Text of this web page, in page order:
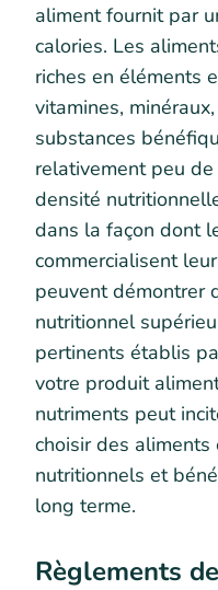
aliment fournit par
calories. Les
riches en éléments
vitamines,
substances
relativement peu
densité
dans la façon dont
commercialisent
peuvent démontrer
nutritionnel
pertinents établis
votre produit
nutriments peut
choisir des
nutritionnels et
long terme.
Règlements